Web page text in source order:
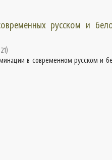
русском и
)
в современном русском и